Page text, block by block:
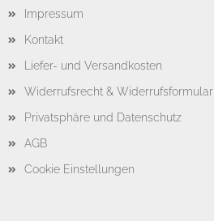
Impressum
Kontakt
Liefer- und Versandkosten
Widerrufsrecht & Widerrufsformular
Privatsphäre und Datenschutz
AGB
Cookie Einstellungen